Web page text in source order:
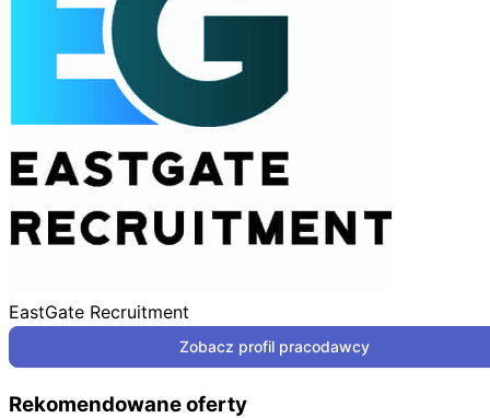
EastGate Recruitment
Zobacz profil pracodawcy
Rekomendowane oferty